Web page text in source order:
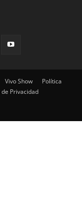
Vivo Show
Política
de Privacidad